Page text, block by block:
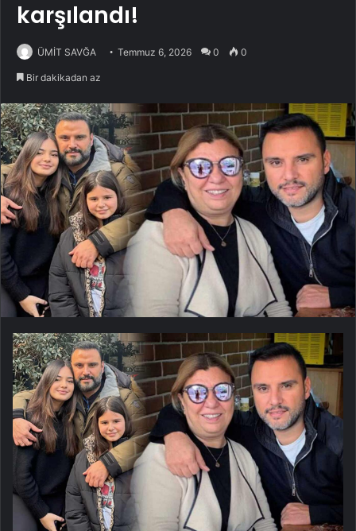
karşılandı!
ÜMİT SAVĞA Temmuz 6, 2026 0 0
Bir dakikadan az